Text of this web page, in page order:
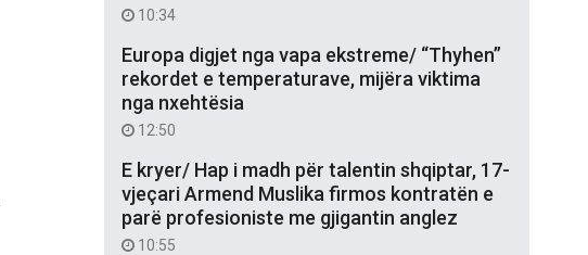
10:34
Europa digjet nga vapa ekstreme/ “Thyhen”
rekordet e temperaturave, mijëra viktima
nga nxehtësia
12:50
E kryer/ Hap i madh për talentin shqiptar, 17-
vjeçari Armend Muslika firmos kontratën e
parë profesioniste me gjigantin anglez
10:55